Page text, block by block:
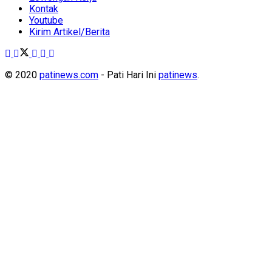
Kontak
Youtube
Kirim Artikel/Berita
© 2020 patinews.com - Pati Hari Ini patinews.